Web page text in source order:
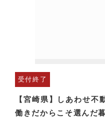
受付終了
【宮崎県】しあわせ
働きだからこそ選んだ